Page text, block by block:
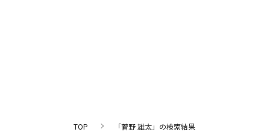
TOP 「菅野 雄太」の検索結果